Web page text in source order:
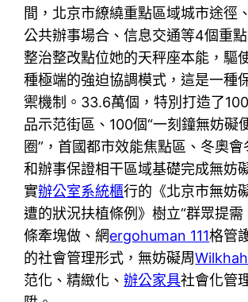
間，北京市繚繞重點區域城市途徑
公共辦事場合、信息交通等4個重
整治整改點位她的天秤座本能，驅
種極端的強迫協調模式，這是一種
禦機制。33.6萬個，特別打造了
品示范街區、100個“一刻鐘無妨礙
圈”，首國都市效能焦點區、冬奧
和辦事保證相干區域基礎完成無妨
實辦公室系統櫃行的《北京市無妨
遭的狀況扶植條例》樹立“群眾提需
條牽塊做、網ergohuman 111格管
的社會管理形式，無妨礙周
范化、精緻化、辦公家具社會化管